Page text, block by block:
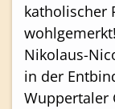
katholischer
Nikolaus-
in der
Wuppertaler